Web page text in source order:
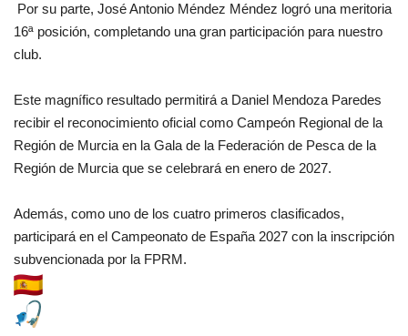
Por su parte, José Antonio Méndez Méndez logró una meritoria
16ª posición, completando una gran participación para nuestro
club.
Este magnífico resultado permitirá a Daniel Mendoza Paredes
recibir el reconocimiento oficial como Campeón Regional de la
Región de Murcia en la Gala de la Federación de Pesca de la
Región de Murcia que se celebrará en enero de 2027.
Además, como uno de los cuatro primeros clasificados,
participará en el Campeonato de España 2027 con la inscripción
subvencionada por la FPRM.